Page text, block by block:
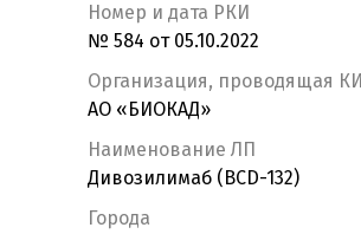
Номер и дата РКИ
№ 584 от 05.10.2022
Организация, проводящая КИ
АО «БИОКАД»
Наименование ЛП
Дивозилимаб (BCD-132)
Города